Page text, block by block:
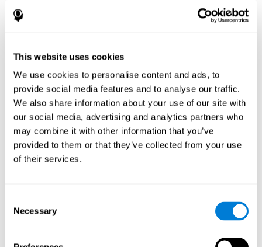
This website uses cookies
We use cookies to personalise content and ads, to
provide social media features and to analyse our traffic.
We also share information about your use of our site with
our social media, advertising and analytics partners who
may combine it with other information that you’ve
provided to them or that they’ve collected from your use
of their services.
Selection
Necessary
Otkazivanje Pretplate
. Možete da otkažete svoju pretplatu u bilo
obavlja na kraju perioda Pretplate.
Ako otkažete svoju Pretplatu, znajte da i dalje vam možemo slati
popuste i promocije, osim ako izaberete da ne primate ovakva
obaveštenja tako što pratite uputstva za prestanak slanja
Nema Povraćaja Novca kod Pretplata koje su kupljene pre više od
30 dana. U slučaju da već u toku prvih 30 dana korišćenja želite
da iskoristite svoje pravo i da zahtevate povraćaj novca, korisnik
Pretplate. Imaćete i dalje pristup Pretplati sve do kraja tog
povraćaj novca ili drugu naknadu (“kredite”) nekim ili svim našim